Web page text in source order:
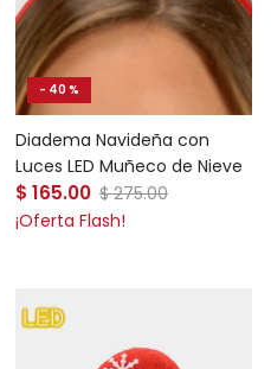
- 40 %
Diadema Navideña con
Luces LED Muñeco de Nieve
Precio de venta
$ 165.00 Precio normal
$ 275.00
¡Oferta Flash!